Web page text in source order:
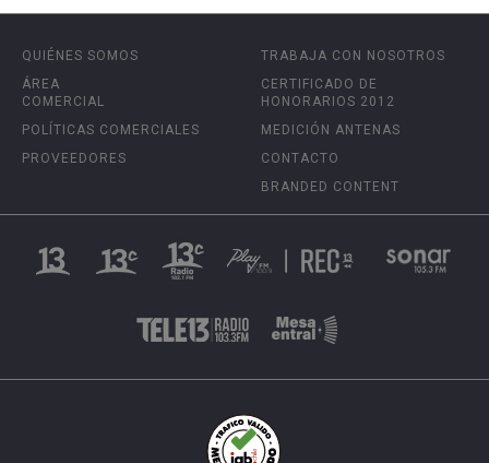
QUIÉNES SOMOS
ÁREA
COMERCIAL
POLÍTICAS COMERCIALES
PROVEEDORES
TRABAJA CON NOSOTROS
CERTIFICADO DE
HONORARIOS 2012
MEDICIÓN ANTENAS
CONTACTO
BRANDED CONTENT